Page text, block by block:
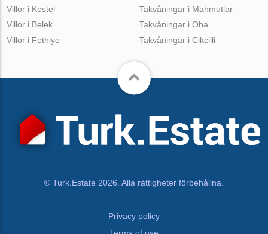
Villor i Kestel
Villor i Belek
Villor i Fethiye
Takvåningar i Mahmutlar
Takvåningar i Oba
Takvåningar i Cikcilli
© Turk.Estate 2026. Alla rättigheter förbehållna.
Privacy policy